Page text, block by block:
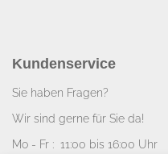
Kundenservice
Sie haben Fragen?
Wir sind gerne für Sie da!
Mo - Fr : 11:00 bis 16:00 Uhr